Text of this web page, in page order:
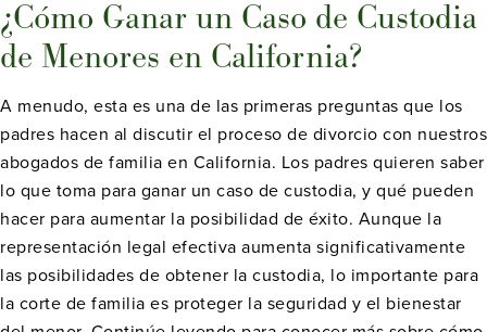
¿Cómo Ganar un Caso de Custodia
de Menores en California?
A menudo, esta es una de las primeras preguntas que los
padres hacen al discutir el proceso de divorcio con nuestros
abogados de familia en California. Los padres quieren saber
lo que toma para ganar un caso de custodia, y qué pueden
hacer para aumentar la posibilidad de éxito. Aunque la
representación legal efectiva aumenta significativamente
las posibilidades de obtener la custodia, lo importante para
la corte de familia es proteger la seguridad y el bienestar